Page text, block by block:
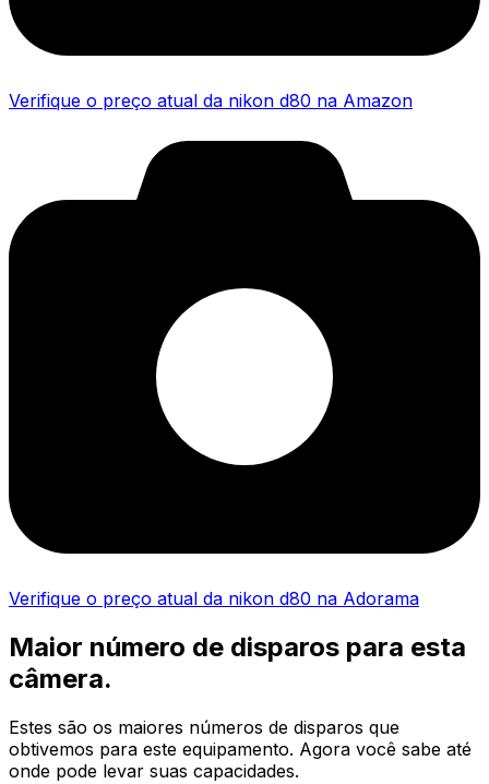
Verifique o preço atual da nikon d80 na Amazon
Verifique o preço atual da nikon d80 na Adorama
Maior número de disparos para esta
câmera.
Estes são os maiores números de disparos que
obtivemos para este equipamento. Agora você sabe até
onde pode levar suas capacidades.